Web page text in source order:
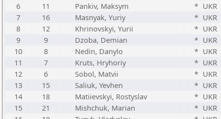
6
11 Pankiv, Maksym * UKR
7
16 Masnyak, Yuriy * UKR
8
12 Khrinovskyi, Yurii * UKR
9
9 Dzoba, Demian * UKR
10
8 Nedin, Danylo * UKR
11
7 Kruts, Hryhoriy * UKR
12
6 Sobol, Matvii * UKR
13
15 Saliuk, Yevhen * UKR
14
18 Matiievskyi, Rostyslav * UKR
15
21 Mishchuk, Marian * UKR